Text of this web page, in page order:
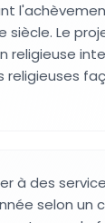
siècle. Le
religieuses
à des
selon un